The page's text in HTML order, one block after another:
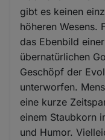
gibt es keinen
höheren Wesens.
das Ebenbild
übernatürlichen
Geschöpf der
unterworfen.
eine kurze
einem Staubkorn
und Humor.